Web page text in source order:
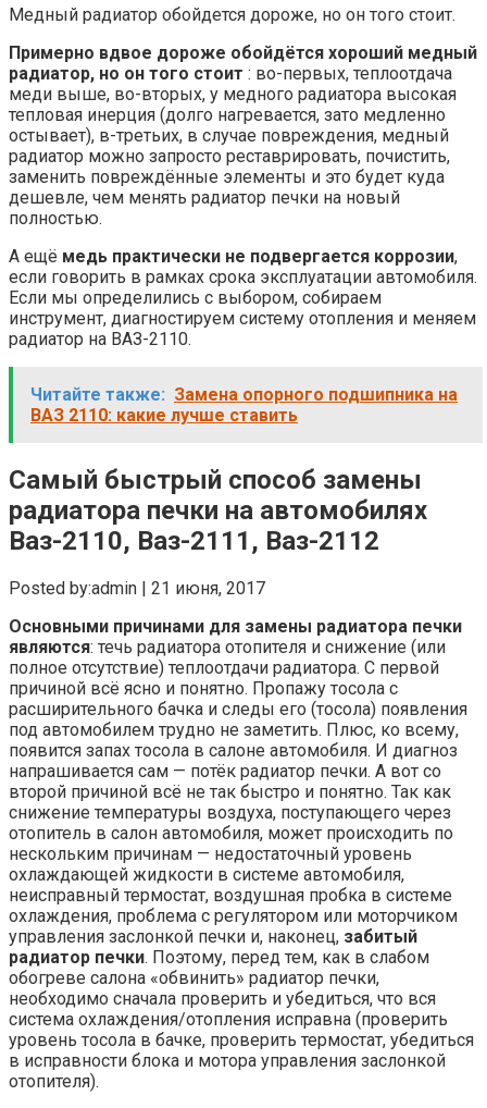
Медный радиатор обойдется дороже, но он того стоит.
Примерно вдвое дороже обойдётся хороший медный
радиатор, но он того стоит : во-первых, теплоотдача
меди выше, во-вторых, у медного радиатора высокая
тепловая инерция (долго нагревается, зато медленно
остывает), в-третьих, в случае повреждения, медный
радиатор можно запросто реставрировать, почистить,
заменить повреждённые элементы и это будет куда
дешевле, чем менять радиатор печки на новый
полностью.
А ещё медь практически не подвергается коррозии,
если говорить в рамках срока эксплуатации автомобиля.
Если мы определились с выбором, собираем
инструмент, диагностируем систему отопления и меняем
радиатор на ВАЗ-2110.
Читайте также: Замена опорного подшипника на
ВАЗ 2110: какие лучше ставить
Самый быстрый способ замены
радиатора печки на автомобилях
Ваз-2110, Ваз-2111, Ваз-2112
Posted by:admin | 21 июня, 2017
Основными причинами для замены радиатора печки
являются: течь радиатора отопителя и снижение (или
полное отсутствие) теплоотдачи радиатора. С первой
причиной всё ясно и понятно. Пропажу тосола с
расширительного бачка и следы его (тосола) появления
под автомобилем трудно не заметить. Плюс, ко всему,
появится запах тосола в салоне автомобиля. И диагноз
напрашивается сам — потёк радиатор печки. А вот со
второй причиной всё не так быстро и понятно. Так как
снижение температуры воздуха, поступающего через
отопитель в салон автомобиля, может происходить по
нескольким причинам — недостаточный уровень
охлаждающей жидкости в системе автомобиля,
неисправный термостат, воздушная пробка в системе
охлаждения, проблема с регулятором или моторчиком
управления заслонкой печки и, наконец, забитый
радиатор печки. Поэтому, перед тем, как в слабом
обогреве салона «обвинить» радиатор печки,
необходимо сначала проверить и убедиться, что вся
система охлаждения/отопления исправна (проверить
уровень тосола в бачке, проверить термостат, убедиться
в исправности блока и мотора управления заслонкой
отопителя).